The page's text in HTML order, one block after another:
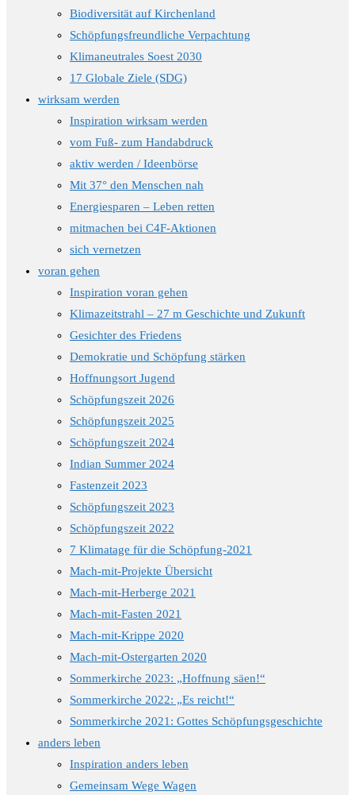
Biodiversität auf Kirchenland
Schöpfungsfreundliche Verpachtung
Klimaneutrales Soest 2030
17 Globale Ziele (SDG)
wirksam werden
Inspiration wirksam werden
vom Fuß- zum Handabdruck
aktiv werden / Ideenbörse
Mit 37° den Menschen nah
Energiesparen – Leben retten
mitmachen bei C4F-Aktionen
sich vernetzen
voran gehen
Inspiration voran gehen
Klimazeitstrahl – 27 m Geschichte und Zukunft
Gesichter des Friedens
Demokratie und Schöpfung stärken
Hoffnungsort Jugend
Schöpfungszeit 2026
Schöpfungszeit 2025
Schöpfungszeit 2024
Indian Summer 2024
Fastenzeit 2023
Schöpfungszeit 2023
Schöpfungszeit 2022
7 Klimatage für die Schöpfung-2021
Mach-mit-Projekte Übersicht
Mach-mit-Herberge 2021
Mach-mit-Fasten 2021
Mach-mit-Krippe 2020
Mach-mit-Ostergarten 2020
Sommerkirche 2023: „Hoffnung säen!“
Sommerkirche 2022: „Es reicht!“
Sommerkirche 2021: Gottes Schöpfungsgeschichte
anders leben
Inspiration anders leben
Gemeinsam Wege Wagen